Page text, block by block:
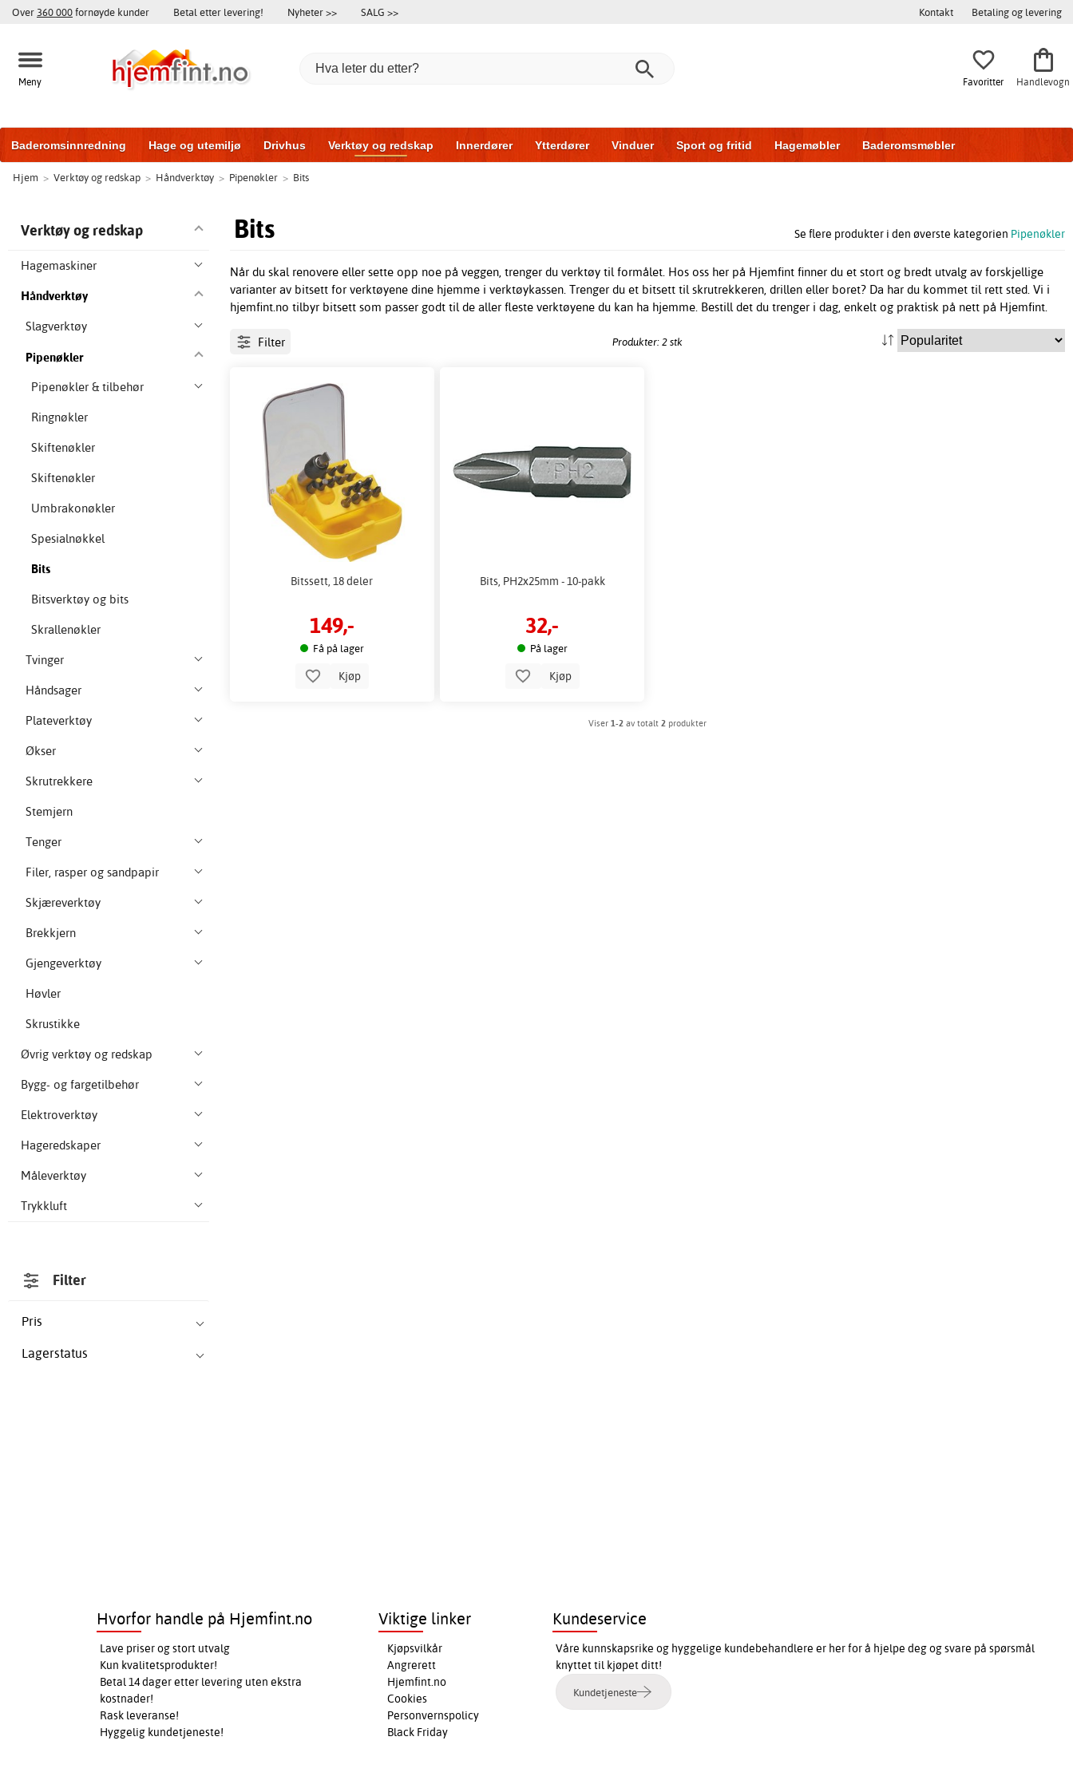
Over 360 000fornøyde kunder Betal etter levering! Nyheter >> SALG >> Kontakt Betaling og levering
Meny Favoritter Handlevogn
Baderomsinnredning Hage og utemiljø Drivhus Verktøy og redskap Innerdører Ytterdører Vinduer Sport og fritid Hagemøbler Baderomsmøbler
Hytter og friggeboder Hjem og innredning Treningsutstyr
Hjem > Verktøy og redskap > Håndverktøy > Pipenøkler > Bits
Bits Se flere produkter i den øverste kategorien Pipenøkler
Når du skal renovere eller sette opp noe på veggen, trenger du verktøy til formålet. Hos oss her på Hjemfint finner du et stort og bredt utvalg av forskjellige
varianter av bitsett for verktøyene dine hjemme i verktøykassen. Trenger du et bitsett til skrutrekkeren, drillen eller boret? Da har du kommet til rett sted. Vi i
hjemfint.no tilbyr bitsett som passer godt til de aller fleste verktøyene du kan ha hjemme. Bestill det du trenger i dag, enkelt og praktisk på nett på Hjemfint.
Verktøy og redskap
Hagemaskiner
Håndverktøy
Slagverktøy
Pipenøkler
Pipenøkler & tilbehør
Ringnøkler
Skiftenøkler
Skiftenøkler
Umbrakonøkler
Spesialnøkkel
Bits
Bitsverktøy og bits
Skrallenøkler
Tvinger
Håndsager
Plateverktøy
Økser
Skrutrekkere
Stemjern
Tenger
Filer, rasper og sandpapir
Skjæreverktøy
Brekkjern
Gjengeverktøy
Høvler
Skrustikke
Øvrig verktøy og redskap
Bygg- og fargetilbehør
Elektroverktøy
Hageredskaper
Måleverktøy
Trykkluft
Filter
Pris
Lagerstatus
Filter Produkter: 2 stk
Bitssett, 18 deler
149,-
Få på lager
Kjøp
Bits, PH2x25mm - 10-pakk
32,-
På lager
Kjøp
Viser1-2 av totalt2 produkter
Hvorfor handle på Hjemfint.no
Lave priser og stort utvalg
Kun kvalitetsprodukter!
Betal 14 dager etter levering uten ekstra
kostnader!
Rask leveranse!
Hyggelig kundetjeneste!
Viktige linker
Kjøpsvilkår
Angrerett
Hjemfint.no
Cookies
Personvernspolicy
Black Friday
Kundeservice
Våre kunnskapsrike og hyggelige kundebehandlere er her for å hjelpe deg og svare på spørsmål
knyttet til kjøpet ditt!
Kundetjeneste